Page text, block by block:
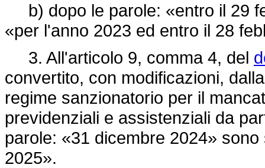
b) dopo le parole: «entro il 29
«per l'anno 2023 ed entro il 28
3. All'articolo 9, comma 4, del
convertito, con modificazioni,
regime sanzionatorio per il
previdenziali e assistenziali da
parole: «31 dicembre 2024»
2025».